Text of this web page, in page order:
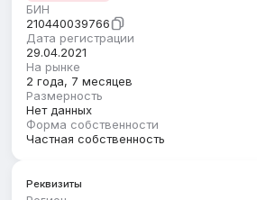
БИН
210440039766
Дата регистрации
29.04.2021
На рынке
2 года, 7 месяцев
Размерность
Нет данных
Форма собственности
Частная собственность
Реквизиты